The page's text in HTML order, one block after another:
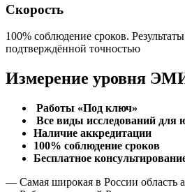
Скорость
100% соблюдение сроков.
подтверждённой точностью
Измерение уровня
Работы «Под ключ»
Все виды исследований для
Наличие аккредитации
100% соблюдение сроков
Бесплатное
— Самая широкая в России область